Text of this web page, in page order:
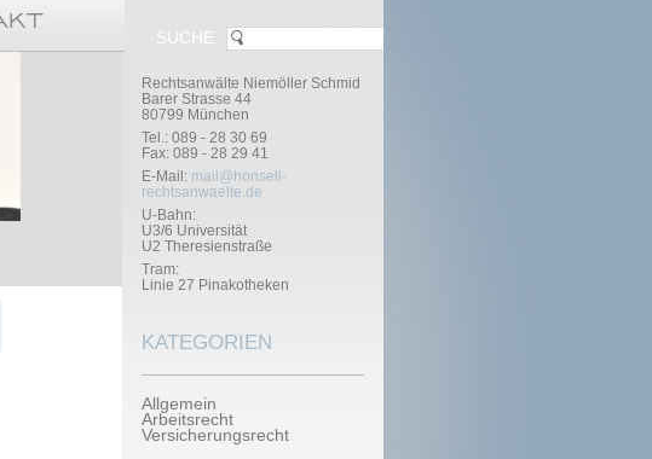
SUCHE
Rechtsanwälte Niemöller Schmid
Barer Strasse 44
80799 München
Tel.: 089 - 28 30 69
Fax: 089 - 28 29 41
E-Mail: mail@honsell-
rechtsanwaelte.de
U-Bahn:
U3/6 Universität
U2 Theresienstraße
Tram:
Linie 27 Pinakotheken
KATEGORIEN
Allgemein
Arbeitsrecht
Versicherungsrecht